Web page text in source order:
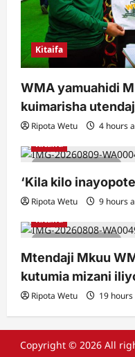
Kitaifa
WMA yamuahidi
kuimarisha
Ripota Wetu 4 hours
2 minutes read
Kitaifa
‘Kila kilo
Ripota Wetu 9 hours
3 minutes read
Kitaifa
Mtendaji Mkuu
kutumia mizani
Ripota Wetu 19 hours
Copyright © 2026 All